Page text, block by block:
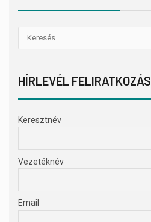
HÍRLEVÉL FELIRATKOZÁS
Keresztnév
Vezetéknév
Email